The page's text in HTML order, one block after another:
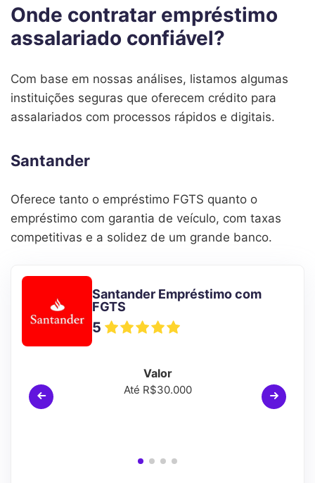
Onde contratar empréstimo
assalariado confiável?
Com base em nossas análises, listamos algumas
instituições seguras que oferecem crédito para
assalariados com processos rápidos e digitais.
Santander
Oferece tanto o empréstimo FGTS quanto o
empréstimo com garantia de veículo, com taxas
competitivas e a solidez de um grande banco.
Santander Empréstimo com
FGTS
5
Valor
Até R$30.000